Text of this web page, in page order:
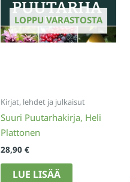
LOPPU VARASTOSTA
Kirjat, lehdet ja julkaisut
Suuri Puutarhakirja, Heli
Plattonen
28,90 €
LUE LISÄÄ